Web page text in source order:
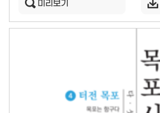
미리보기